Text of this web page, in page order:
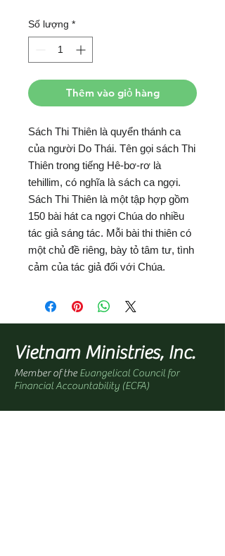
Số lượng *
Thêm vào giỏ hàng
Sách Thi Thiên là quyển thánh ca
của người Do Thái. Tên gọi sách Thi
Thiên trong tiếng Hê-bơ-rơ là
tehillim, có nghĩa là sách ca ngợi.
Sách Thi Thiên là một tập hợp gồm
150 bài hát ca ngợi Chúa do nhiều
tác giả sáng tác. Mỗi bài thi thiên có
một chủ đề riêng, bày tỏ tâm tư, tình
cảm của tác giả đối với Chúa.
Vietnam Ministries, Inc.
Member of the Evangelical Council for
Financial Accountability (ECFA)